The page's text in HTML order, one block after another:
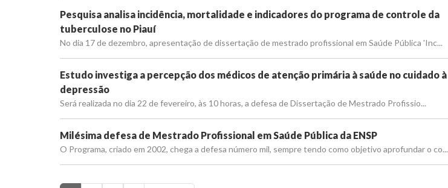
Pesquisa analisa incidência, mortalidade e indicadores do programa de controle da
tuberculose no Piauí
No dia 17 de dezembro, apresentação de dissertação de mestrado profissional em Saúde Pública 'Inc...
Estudo investiga a percepção dos médicos de atenção primária à saúde no cuidado à
depressão
Será realizada no dia 22 de fevereiro, às 10 horas, a defesa de Dissertação de Mestrado Profissio...
Milésima defesa de Mestrado Profissional em Saúde Pública da ENSP
O Programa, criado em 2002, chega a defesa número mil, sempre tendo como objetivo aprofundar o co...